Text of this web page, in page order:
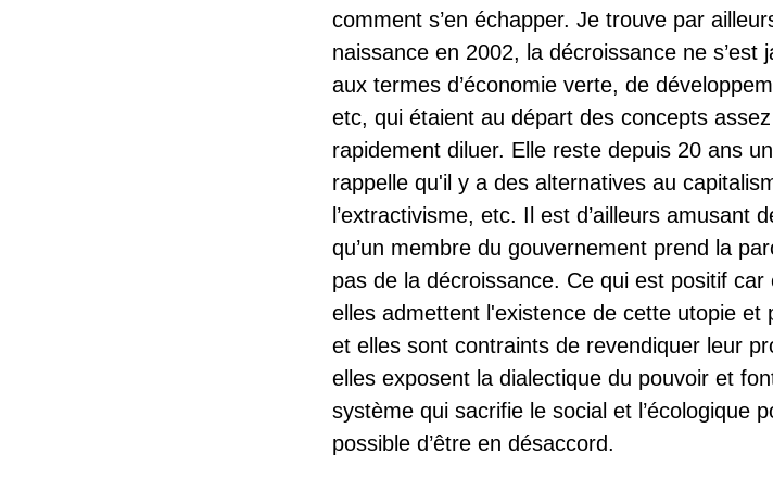
comment s’en échapper. Je trouve par
naissance en 2002, la décroissance ne
aux termes d’économie verte, de
etc, qui étaient au départ des concepts
rapidement diluer. Elle reste depuis 20 ans
rappelle qu'il y a des alternatives au
l’extractivisme, etc. Il est d’ailleurs amusant
qu’un membre du gouvernement prend la
pas de la décroissance. Ce qui est positif
elles admettent l'existence de cette utopie et
et elles sont contraints de revendiquer leur
elles exposent la dialectique du pouvoir et
système qui sacrifie le social et
possible d’être en désaccord.